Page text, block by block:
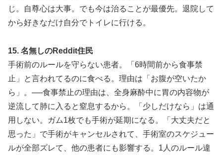
じ。自尊心は大事。でも今は治ることが最優先。退院して
から好きなだけ自分でトイレに行ける。
15. 名無しのReddit住民
手術前のルールを守らない患者。「6時間前から食事禁
止」と言われてるのに食べる。理由は「お腹が空いたか
ら」。──食事禁止の理由は、全身麻酔中に胃の内容物が
逆流して肺に入ると窒息するから。「少しだけなら」は通
用しない。ガム1枚でも手術が延期になる。「大丈夫だと
思った」で手術がキャンセルされて、手術室のスケジュー
ルが全部ズレて、他の患者にも影響する。1人のルール違